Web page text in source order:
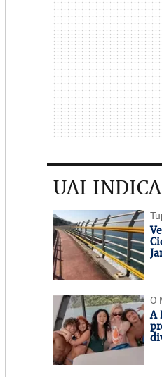
UAI INDICA
O
A